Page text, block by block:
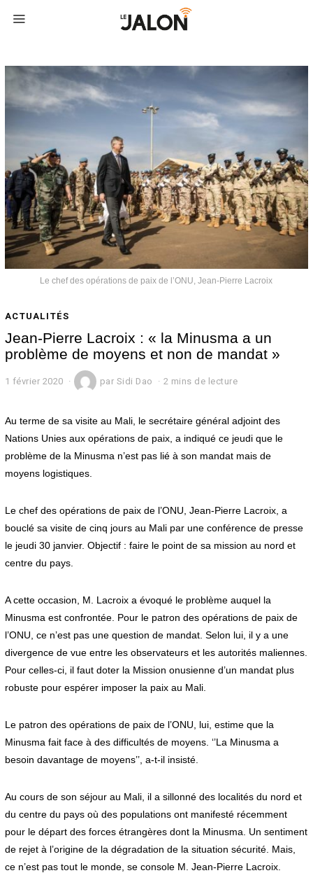
Le chef des opérations de paix de l’ONU, Jean-Pierre Lacroix
ACTUALITÉS
Jean-Pierre Lacroix : « la Minusma a un
problème de moyens et non de mandat »
1 février 2020
v
i
e
r
2
0
par Sidi Dao 2 mins de lecture
Au terme de sa visite au Mali, le secrétaire général adjoint des
Nations Unies aux opérations de paix, a indiqué ce jeudi que le
problème de la Minusma n’est pas lié à son mandat mais de
moyens logistiques.
Le chef des opérations de paix de l’ONU, Jean-Pierre Lacroix, a
bouclé sa visite de cinq jours au Mali par une conférence de presse
le jeudi 30 janvier. Objectif : faire le point de sa mission au nord et
centre du pays.
A cette occasion, M. Lacroix a évoqué le problème auquel la
Minusma est confrontée. Pour le patron des opérations de paix de
l’ONU, ce n’est pas une question de mandat. Selon lui, il y a une
divergence de vue entre les observateurs et les autorités maliennes.
Pour celles-ci, il faut doter la Mission onusienne d’un mandat plus
robuste pour espérer imposer la paix au Mali.
Le patron des opérations de paix de l’ONU, lui, estime que la
Minusma fait face à des difficultés de moyens. ‘’La Minusma a
besoin davantage de moyens’’, a-t-il insisté.
Au cours de son séjour au Mali, il a sillonné des localités du nord et
du centre du pays où des populations ont manifesté récemment
pour le départ des forces étrangères dont la Minusma. Un sentiment
de rejet à l’origine de la dégradation de la situation sécurité. Mais,
ce n’est pas tout le monde, se console M. Jean-Pierre Lacroix.